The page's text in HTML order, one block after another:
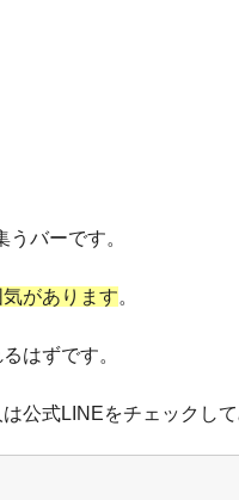
バーです。
があります。
はずです。
公式LINEをチェックして